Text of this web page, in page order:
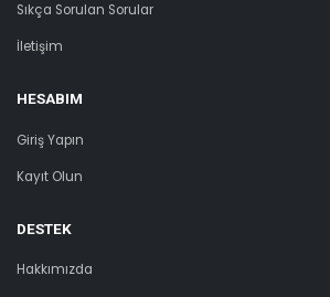
Sıkça Sorulan Sorular
İletişim
HESABIM
Giriş Yapın
Kayıt Olun
DESTEK
Hakkımızda